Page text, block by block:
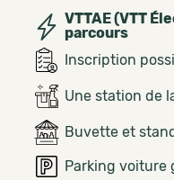
VTTAE (VTT
parcours
Inscription
Une station de
Buvette et
Parking voiture